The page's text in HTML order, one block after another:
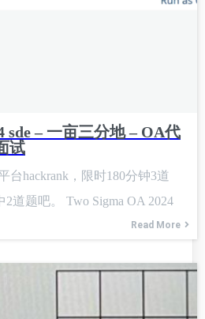
sde – 一亩三分地 – OA代
试
台hackrank，限时180分钟3道
道题吧。 Two Sigma OA 2024
Read More